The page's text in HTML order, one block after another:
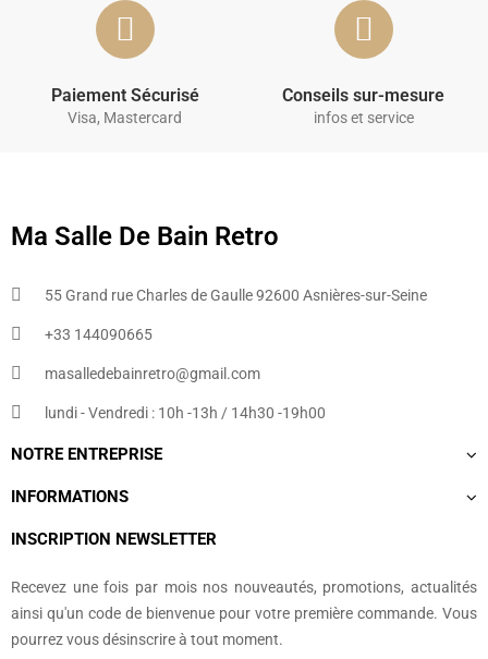
Paiement Sécurisé
Visa, Mastercard
Conseils sur-mesure
infos et service
Ma Salle De Bain Retro
55 Grand rue Charles de Gaulle 92600 Asnières-sur-Seine
+33 144090665​
masalledebainretro@gmail.com
lundi - Vendredi : 10h -13h / 14h30 -19h00
NOTRE ENTREPRISE
INFORMATIONS
INSCRIPTION NEWSLETTER
Recevez une fois par mois nos nouveautés, promotions, actualités
ainsi qu'un code de bienvenue pour votre première commande. Vous
pourrez vous désinscrire à tout moment.